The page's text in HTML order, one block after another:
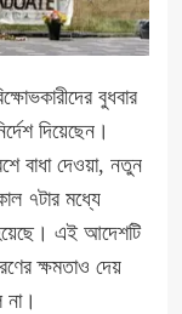
বুধবার
দিয়েছেন।
বাধা দেওয়া, নতুন
৭টার মধ্যে
এই আদেশটি
ক্ষমতাও দেয়
না।